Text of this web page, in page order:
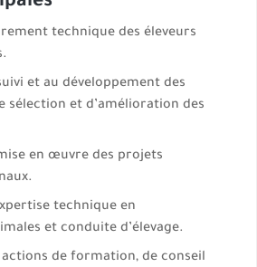
technique des éleveurs
et au développement des
sélection et d’amélioration des
en œuvre des projets
technique en
et conduite d’élevage.
de formation, de conseil